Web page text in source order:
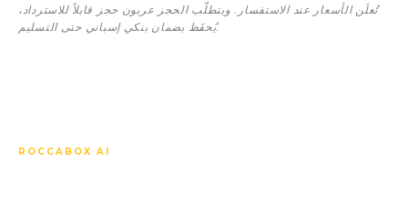
تُعلَن الأسعار عند الاستفسار. ويتطلّب الحجز عربون حجز قابلاً للاسترداد،
يُحفَظ بضمان بنكي إسباني حتى التسليم.
ROCCABOX AI